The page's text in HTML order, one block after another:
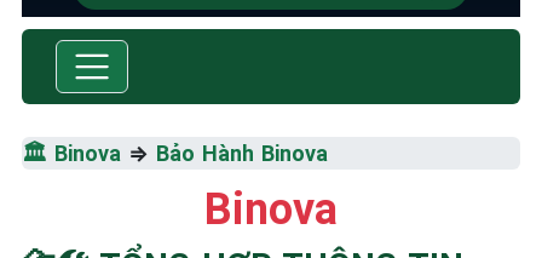
SỬA CHỮA & BẢO HÀNH
Thiểu
☎️ 09.86.85.89.22
🏛️ Binova ⇒ Bảo Hành Binova
Binova